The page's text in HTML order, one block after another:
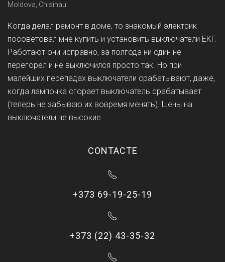
Moldova, Chisinau
Когда делал ремонт в доме, то знакомый электрик
посоветовал мне купить и установить выключатели EKF.
Работают они исправно, за полгода ни один не
перегорел и не выключился просто так. Но при
малейших перепадах выключатели срабатывают, даже,
когда лампочка сгорает выключатель срабатывает
(теперь не забываю их вовремя менять). Цены на
выключатели не высокие.
CONTACTE
+373 69-19-25-19
+373 (22) 43-35-32